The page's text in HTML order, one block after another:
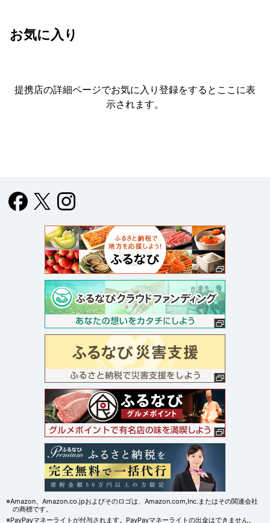
お気に入り
提携店の詳細ページでお気に入り登録をすると ここに表
示されます。
※Amazon、Amazon.co.jpおよびそのロゴは、Amazon.com,Inc.またはその関連会社
の商標です。
※PayPayマネーライトが付与されます。PayPayマネーライトの出金はできません。